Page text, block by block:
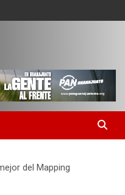
del Mapping